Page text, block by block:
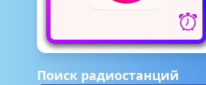
Поиск радиостанций